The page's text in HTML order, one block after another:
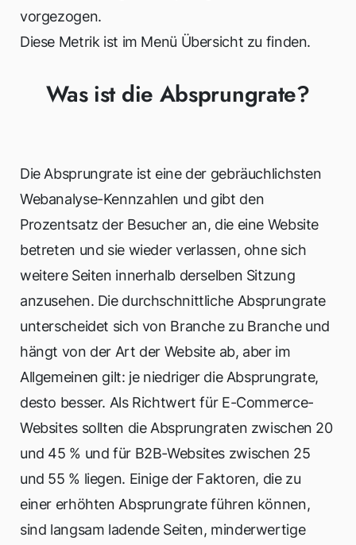
vorgezogen.
Diese Metrik ist im Menü Übersicht zu finden.
Was ist die Absprungrate?
Die Absprungrate ist eine der gebräuchlichsten
Webanalyse-Kennzahlen und gibt den
Prozentsatz der Besucher an, die eine Website
betreten und sie wieder verlassen, ohne sich
weitere Seiten innerhalb derselben Sitzung
anzusehen. Die durchschnittliche Absprungrate
unterscheidet sich von Branche zu Branche und
hängt von der Art der Website ab, aber im
Allgemeinen gilt: je niedriger die Absprungrate,
desto besser. Als Richtwert für E-Commerce-
Websites sollten die Absprungraten zwischen 20
und 45 % und für B2B-Websites zwischen 25
und 55 % liegen. Einige der Faktoren, die zu
einer erhöhten Absprungrate führen können,
sind langsam ladende Seiten, minderwertige